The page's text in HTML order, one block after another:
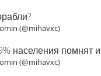
(@mihavxc)
населения помнят и
(@mihavxc)